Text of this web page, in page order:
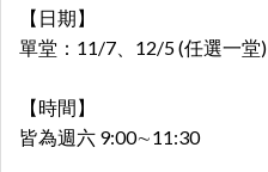
【日期】
單堂：11/7、12/5 (任選一堂)
【時間】
皆為週六 9:00∼11:30